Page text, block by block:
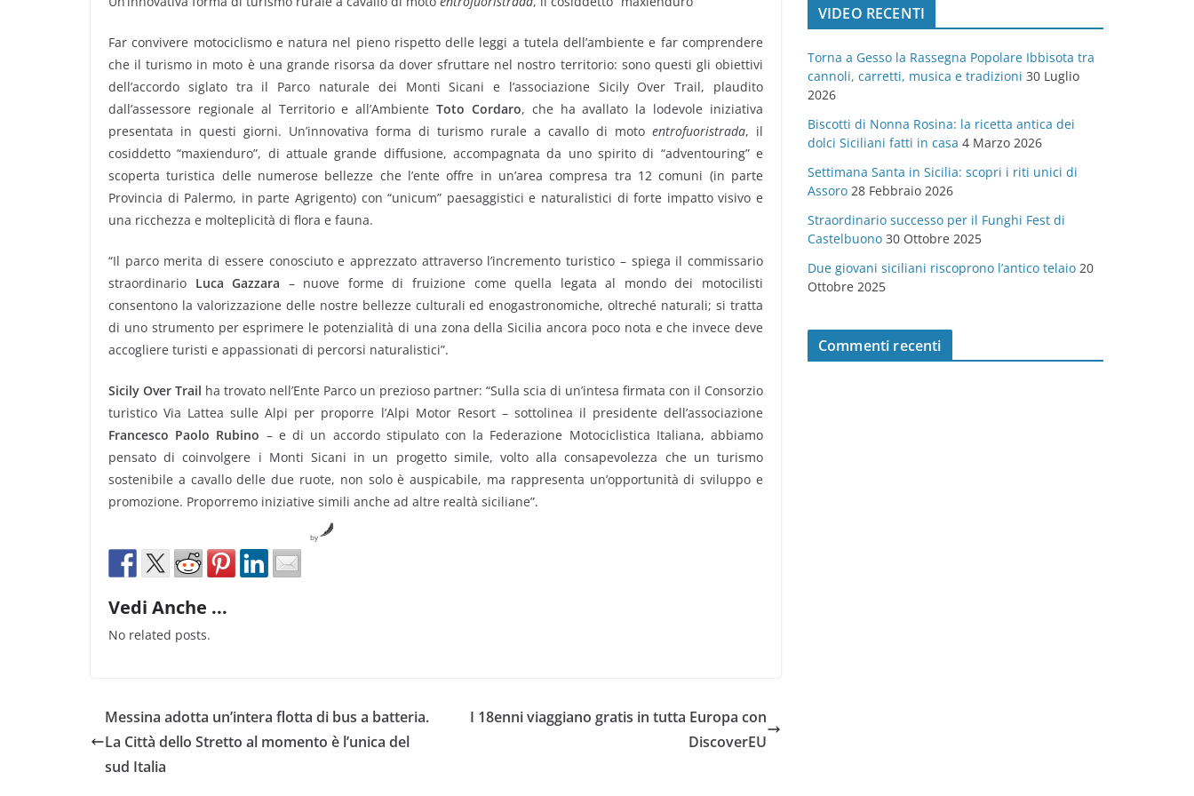
Far convivere motociclismo e natura nel pieno rispetto delle leggi a tutela dell’ambiente e far comprendere
che il turismo in moto è una grande risorsa da dover sfruttare nel nostro territorio: sono questi gli obiettivi
dell’accordo siglato tra il Parco naturale dei Monti Sicani e l’associazione Sicily Over Trail, plaudito
dall’assessore regionale al Territorio e all’Ambiente Toto Cordaro, che ha avallato la lodevole iniziativa
presentata in questi giorni. Un’innovativa forma di turismo rurale a cavallo di moto entrofuoristrada, il
cosiddetto “maxienduro”, di attuale grande diffusione, accompagnata da uno spirito di “adventouring” e
scoperta turistica delle numerose bellezze che l’ente offre in un’area compresa tra 12 comuni (in parte
Provincia di Palermo, in parte Agrigento) con “unicum” paesaggistici e naturalistici di forte impatto visivo e
una ricchezza e molteplicità di flora e fauna.
“Il parco merita di essere conosciuto e apprezzato attraverso l’incremento turistico – spiega il commissario
straordinario Luca Gazzara – nuove forme di fruizione come quella legata al mondo dei motocilisti
consentono la valorizzazione delle nostre bellezze culturali ed enogastronomiche, oltreché naturali; si tratta
di uno strumento per esprimere le potenzialità di una zona della Sicilia ancora poco nota e che invece deve
accogliere turisti e appassionati di percorsi naturalistici”.
Sicily Over Trail ha trovato nell’Ente Parco un prezioso partner: “Sulla scia di un’intesa firmata con il Consorzio
turistico Via Lattea sulle Alpi per proporre l’Alpi Motor Resort – sottolinea il presidente dell’associazione
Francesco Paolo Rubino – e di un accordo stipulato con la Federazione Motociclistica Italiana, abbiamo
pensato di coinvolgere i Monti Sicani in un progetto simile, volto alla consapevolezza che un turismo
sostenibile a cavallo delle due ruote, non solo è auspicabile, ma rappresenta un’opportunità di sviluppo e
promozione. Proporremo iniziative simili anche ad altre realtà siciliane”.
by
Vedi Anche ...
No related posts.
Messina adotta un’intera flotta di bus a batteria.
La Città dello Stretto al momento è l’unica del
sud Italia
I 18enni viaggiano gratis in tutta Europa con
DiscoverEU
o
r
e
VIDEO RECENTI
Torna a Gesso la Rassegna Popolare Ibbisota tra
cannoli, carretti, musica e tradizioni 30 Luglio
2026
Biscotti di Nonna Rosina: la ricetta antica dei
dolci Siciliani fatti in casa 4 Marzo 2026
Settimana Santa in Sicilia: scopri i riti unici di
Assoro 28 Febbraio 2026
Straordinario successo per il Funghi Fest di
Castelbuono 30 Ottobre 2025
Due giovani siciliani riscoprono l’antico telaio 20
Ottobre 2025
Commenti recenti